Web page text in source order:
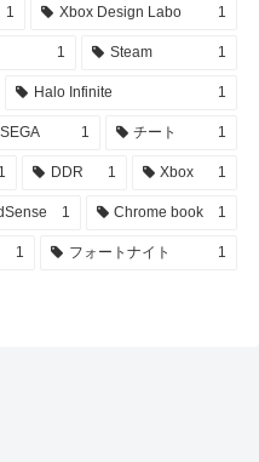
1 Xbox Design Labo 1
1 Steam 1
Halo Infinite 1
SEGA 1 チート 1
1 DDR 1 Xbox 1
1 Chrome book 1
1 フォートナイト 1